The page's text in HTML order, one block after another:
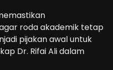
roda akademik tetap
pijakan awal untuk
Dr. Rifai Ali dalam